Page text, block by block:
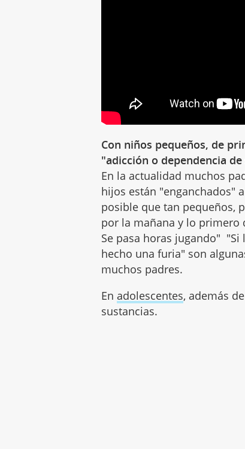
Con niños pequeños, de
"adicción o dependencia
En la actualidad muchos
hijos están "enganchados"
posible que tan pequeños,
por la mañana y lo primero
Se pasa horas jugando"
hecho una furia" son
muchos padres.
En adolescentes, además
sustancias.